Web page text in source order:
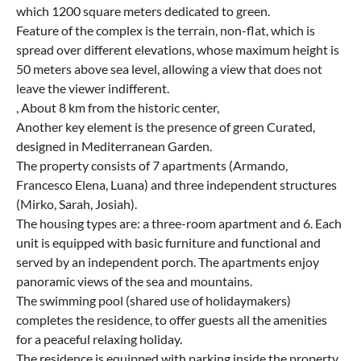
which 1200 square meters dedicated to green.
Feature of the complex is the terrain, non-flat, which is
spread over different elevations, whose maximum height is
50 meters above sea level, allowing a view that does not
leave the viewer indifferent.
, About 8 km from the historic center,
Another key element is the presence of green Curated,
designed in Mediterranean Garden.
The property consists of 7 apartments (Armando,
Francesco Elena, Luana) and three independent structures
(Mirko, Sarah, Josiah).
The housing types are: a three-room apartment and 6. Each
unit is equipped with basic furniture and functional and
served by an independent porch. The apartments enjoy
panoramic views of the sea and mountains.
The swimming pool (shared use of holidaymakers)
completes the residence, to offer guests all the amenities
for a peaceful relaxing holiday.
The residence is equipped with parking inside the property